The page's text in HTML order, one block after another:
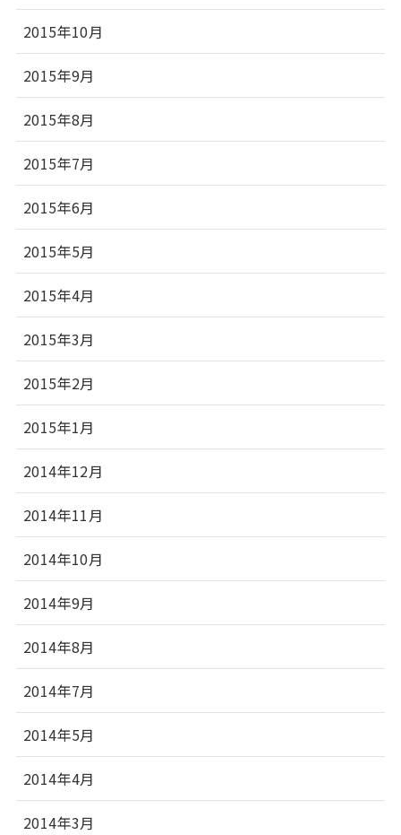
2015年10月
2015年9月
2015年8月
2015年7月
2015年6月
2015年5月
2015年4月
2015年3月
2015年2月
2015年1月
2014年12月
2014年11月
2014年10月
2014年9月
2014年8月
2014年7月
2014年5月
2014年4月
2014年3月